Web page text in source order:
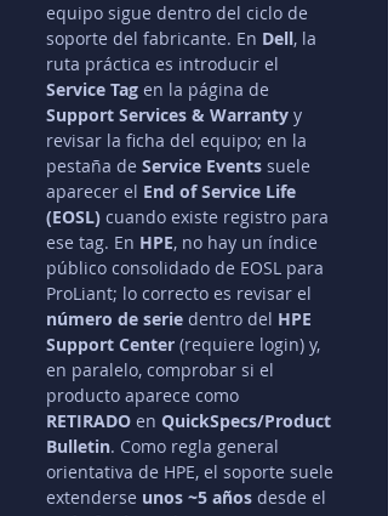
equipo sigue dentro del ciclo de
soporte del fabricante. En Dell, la
ruta práctica es introducir el
Service Tag en la página de
Support Services & Warranty y
revisar la ficha del equipo; en la
pestaña de Service Events suele
aparecer el End of Service Life
(EOSL) cuando existe registro para
ese tag. En HPE, no hay un índice
público consolidado de EOSL para
ProLiant; lo correcto es revisar el
número de serie dentro del HPE
Support Center (requiere login) y,
en paralelo, comprobar si el
producto aparece como
RETIRADO en QuickSpecs/Product
Bulletin. Como regla general
orientativa de HPE, el soporte suele
extenderse unos ~5 años desde el